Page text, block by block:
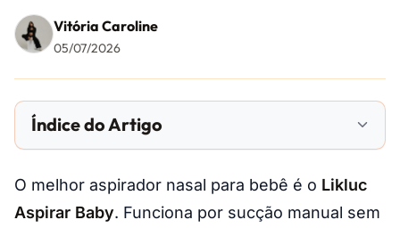
Vitória Caroline
05/07/2026
Índice do Artigo
O melhor aspirador nasal para bebê é o Likluc
Aspirar Baby. Funciona por sucção manual sem